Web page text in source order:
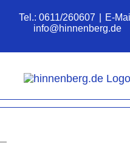
Tel.: 0611/260607
E-
info@hinnenberg.de